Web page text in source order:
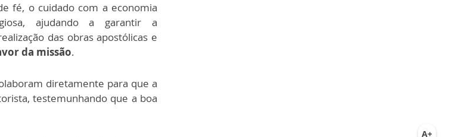
fé, o cuidado com a economia
ajudando a garantir a
das obras apostólicas e
da missão.
diretamente para que a
testemunhando que a boa